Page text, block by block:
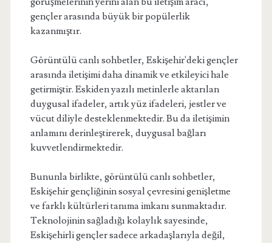
gençler arasında büyük bir popülerlik
kazanmıştır.
Görüntülü canlı sohbetler, Eskişehir'deki gençler
arasında iletişimi daha dinamik ve etkileyici hale
getirmiştir. Eskiden yazılı metinlerle aktarılan
duygusal ifadeler, artık yüz ifadeleri, jestler ve
vücut diliyle desteklenmektedir. Bu da iletişimin
anlamını derinleştirerek, duygusal bağları
kuvvetlendirmektedir.
Bununla birlikte, görüntülü canlı sohbetler,
Eskişehir gençliğinin sosyal çevresini genişletme
ve farklı kültürleri tanıma imkanı sunmaktadır.
Teknolojinin sağladığı kolaylık sayesinde,
Eskişehirli gençler sadece arkadaşlarıyla değil,